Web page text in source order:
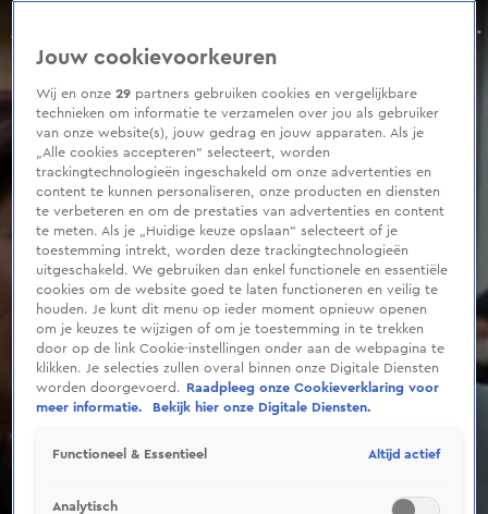
André Hazes eerlijk over breuk met Rachel
Aflevering 18, Seizoen 2025
of
19
seconds
Jouw cookievoorkeuren
Wij en onze29 partners gebruiken cookies en vergelijkbare
technieken om informatie te verzamelen over jou als gebruiker
van onze website(s), jouw gedrag en jouw apparaten. Als je
„Alle cookies accepteren” selecteert, worden
trackingtechnologieën ingeschakeld om onze advertenties en
content te kunnen personaliseren, onze producten en diensten
te verbeteren en om de prestaties van advertenties en content
te meten. Als je „Huidige keuze opslaan” selecteert of je
toestemming intrekt, worden deze trackingtechnologieën
uitgeschakeld. We gebruiken dan enkel functionele en essentiële
cookies om de website goed te laten functioneren en veilig te
houden. Je kunt dit menu op ieder moment opnieuw openen
om je keuzes te wijzigen of om je toestemming in te trekken
door op de link Cookie-instellingen onder aan de webpagina te
klikken. Je selecties zullen overal binnen onze Digitale Diensten
worden doorgevoerd.
Raadpleeg onze Cookieverklaring voor
meer informatie.
Bekijk hier onze Digitale Diensten.
Functioneel & Essentieel Altijd actief
Analytisch